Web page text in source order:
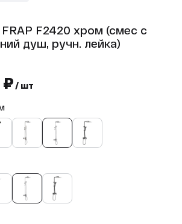
F2420 хром (смес с
душ, ручн. лейка)
₽ / шт